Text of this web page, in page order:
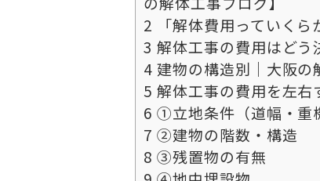
2 「解体費用っていくら
3 解体工事の費用はどう
4 建物の構造別｜大阪の
5 解体工事の費用を左右
6 ①立地条件（道幅・重
7 ②建物の階数・構造
8 ③残置物の有無